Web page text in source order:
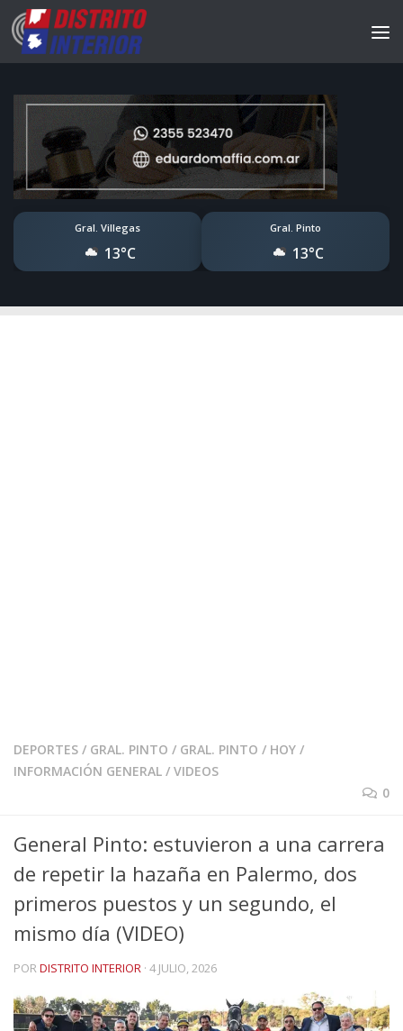
Gral. Villegas
13°C
Gral. Pinto
13°C
DEPORTES / GRAL. PINTO / GRAL. PINTO / HOY /
INFORMACIÓN GENERAL / VIDEOS
0
General Pinto: estuvieron a una carrera
de repetir la hazaña en Palermo, dos
primeros puestos y un segundo, el
mismo día (VIDEO)
PORDISTRITO INTERIOR · 4 JULIO, 2026